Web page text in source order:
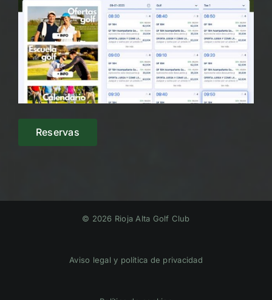
Reservas
© 2026 Rioja Alta Golf Club
Aviso legal y política de privacidad